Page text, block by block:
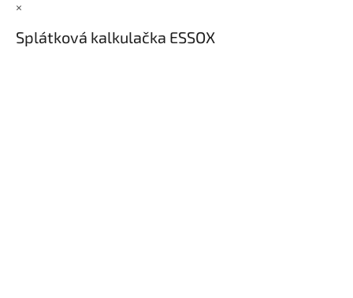
×
Splátková kalkulačka ESSOX